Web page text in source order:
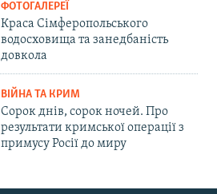
ФОТОГАЛЕРЕЇ
Краса Сімферопольського
водосховища та занедбаність
довкола
ВІЙНА ТА КРИМ
Сорок днів, сорок ночей. Про
результати кримської операції з
примусу Росії до миру